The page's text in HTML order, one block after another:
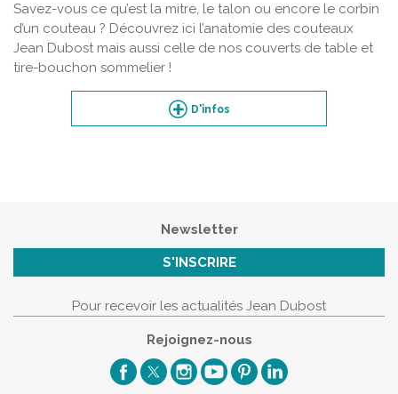
Savez-vous ce qu’est la mitre, le talon ou encore le corbin
d’un couteau ? Découvrez ici l’anatomie des couteaux
Jean Dubost mais aussi celle de nos couverts de table et
tire-bouchon sommelier !
D'infos
Newsletter
S'INSCRIRE
Pour recevoir les actualités Jean Dubost
Rejoignez-nous